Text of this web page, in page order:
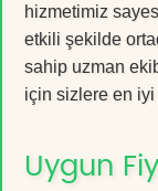
hizmetimiz
etkili şekilde
sahip uzman
için sizlere en iyi
Uygun